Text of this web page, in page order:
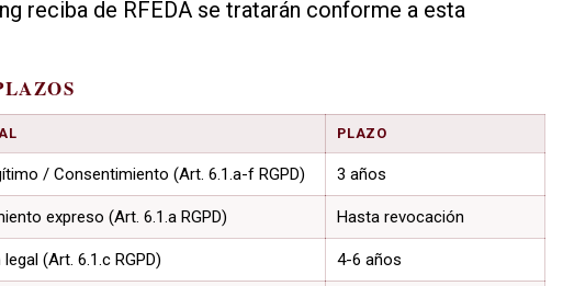
reciba de RFEDA se tratarán conforme a esta
PLAZO
/ Consentimiento (Art. 6.1.a-f RGPD) 3 años
expreso (Art. 6.1.a RGPD) Hasta revocación
(Art. 6.1.c RGPD) 4-6 años